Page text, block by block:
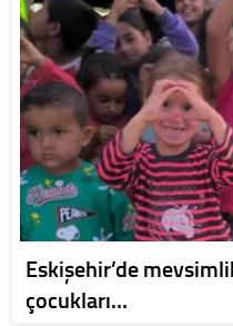
Eskişehir’de
çocukları…